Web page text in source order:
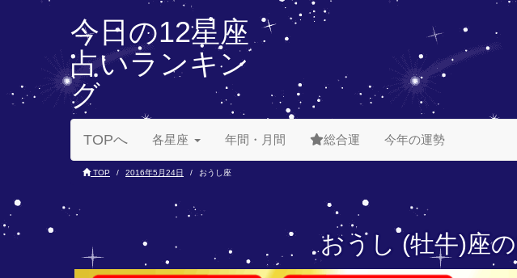
今日の12星座
占いランキン
グ
TOPへ 各星座 年間・月間 総合運 今年の運勢
TOP 2016年5月24日 おうし座
おうし (牡牛)座の